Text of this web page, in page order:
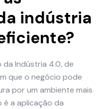
indústria
Indústria 4.0, de
que o negócio pode
por um ambiente mais
é a aplicação da